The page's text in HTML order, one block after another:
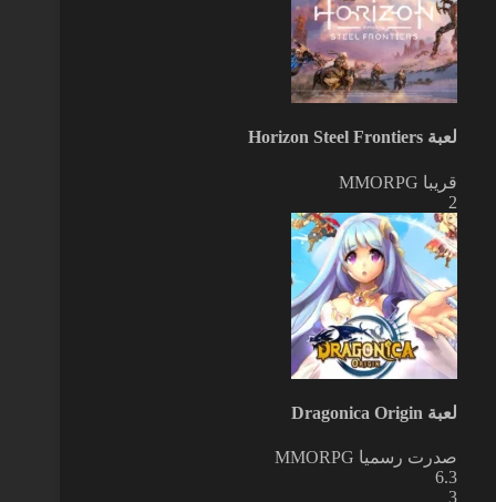
لعبة Horizon Steel Frontiers
قريبا MMORPG
2
لعبة Dragonica Origin
صدرت رسميا MMORPG
6.3
3